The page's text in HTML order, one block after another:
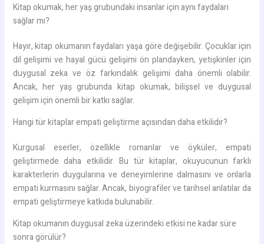
Kitap okumak, her yaş grubundaki insanlar için aynı faydaları
sağlar mı?
Hayır, kitap okumanın faydaları yaşa göre değişebilir. Çocuklar için
dil gelişimi ve hayal gücü gelişimi ön plandayken, yetişkinler için
duygusal zeka ve öz farkındalık gelişimi daha önemli olabilir.
Ancak, her yaş grubunda kitap okumak, bilişsel ve duygusal
gelişim için önemli bir katkı sağlar.
Hangi tür kitaplar empati geliştirme açısından daha etkilidir?
Kurgusal eserler, özellikle romanlar ve öyküler, empati
geliştirmede daha etkilidir. Bu tür kitaplar, okuyucunun farklı
karakterlerin duygularına ve deneyimlerine dalmasını ve onlarla
empati kurmasını sağlar. Ancak, biyografiler ve tarihsel anlatılar da
empati geliştirmeye katkıda bulunabilir.
Kitap okumanın duygusal zeka üzerindeki etkisi ne kadar süre
sonra görülür?